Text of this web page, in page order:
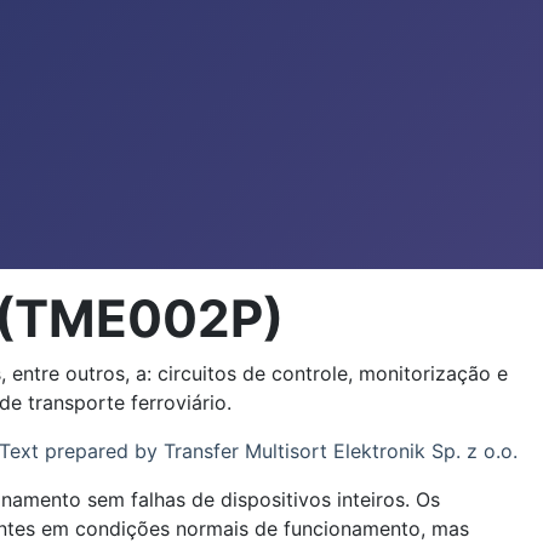
outros, a: circuitos de controle, monitorização e
transporte ferroviário.
Text prepared by Transfer Multisort Elektronik Sp. z o.o.
sem falhas de dispositivos inteiros. Os
em condições normais de funcionamento, mas